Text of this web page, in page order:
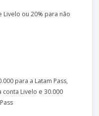
Livelo ou 20% para não
para a Latam Pass,
conta Livelo e 30.000